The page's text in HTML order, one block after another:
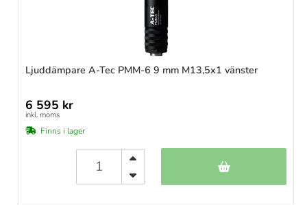
Ljuddämpare A-Tec PMM-6 9 mm M13,5x1 vänster
6 595 kr
inkl. moms
Finns i lager